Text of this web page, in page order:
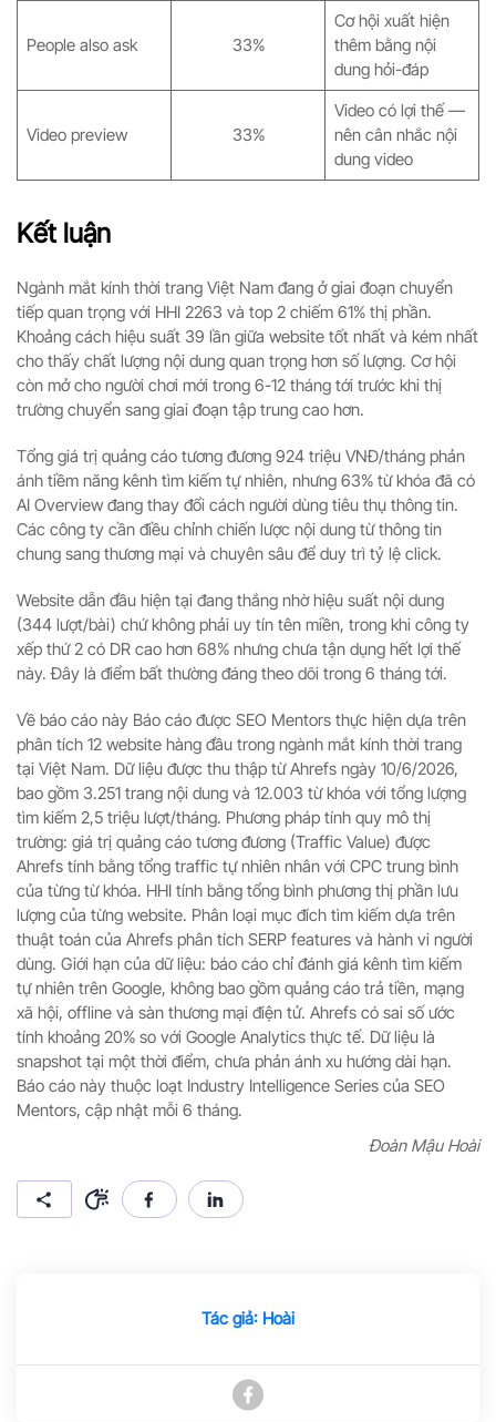
People also ask 33%
Cơ hội xuất hiện
thêm bằng nội
dung hỏi-đáp
Video preview 33%
Video có lợi thế —
nên cân nhắc nội
dung video
Kết luận
Ngành mắt kính thời trang Việt Nam đang ở giai đoạn chuyển
tiếp quan trọng với HHI 2263 và top 2 chiếm 61% thị phần.
Khoảng cách hiệu suất 39 lần giữa website tốt nhất và kém nhất
cho thấy chất lượng nội dung quan trọng hơn số lượng. Cơ hội
còn mở cho người chơi mới trong 6-12 tháng tới trước khi thị
trường chuyển sang giai đoạn tập trung cao hơn.
Tổng giá trị quảng cáo tương đương 924 triệu VNĐ/tháng phản
ánh tiềm năng kênh tìm kiếm tự nhiên, nhưng 63% từ khóa đã có
AI Overview đang thay đổi cách người dùng tiêu thụ thông tin.
Các công ty cần điều chỉnh chiến lược nội dung từ thông tin
chung sang thương mại và chuyên sâu để duy trì tỷ lệ click.
Website dẫn đầu hiện tại đang thắng nhờ hiệu suất nội dung
(344 lượt/bài) chứ không phải uy tín tên miền, trong khi công ty
xếp thứ 2 có DR cao hơn 68% nhưng chưa tận dụng hết lợi thế
này. Đây là điểm bất thường đáng theo dõi trong 6 tháng tới.
Về báo cáo này Báo cáo được SEO Mentors thực hiện dựa trên
phân tích 12 website hàng đầu trong ngành mắt kính thời trang
tại Việt Nam. Dữ liệu được thu thập từ Ahrefs ngày 10/6/2026,
bao gồm 3.251 trang nội dung và 12.003 từ khóa với tổng lượng
tìm kiếm 2,5 triệu lượt/tháng. Phương pháp tính quy mô thị
trường: giá trị quảng cáo tương đương (Traffic Value) được
Ahrefs tính bằng tổng traffic tự nhiên nhân với CPC trung bình
của từng từ khóa. HHI tính bằng tổng bình phương thị phần lưu
lượng của từng website. Phân loại mục đích tìm kiếm dựa trên
thuật toán của Ahrefs phân tích SERP features và hành vi người
dùng. Giới hạn của dữ liệu: báo cáo chỉ đánh giá kênh tìm kiếm
tự nhiên trên Google, không bao gồm quảng cáo trả tiền, mạng
xã hội, offline và sàn thương mại điện tử. Ahrefs có sai số ước
tính khoảng 20% so với Google Analytics thực tế. Dữ liệu là
snapshot tại một thời điểm, chưa phản ánh xu hướng dài hạn.
Báo cáo này thuộc loạt Industry Intelligence Series của SEO
Mentors, cập nhật mỗi 6 tháng.
Đoàn Mậu Hoài
Tác giả: Hoài